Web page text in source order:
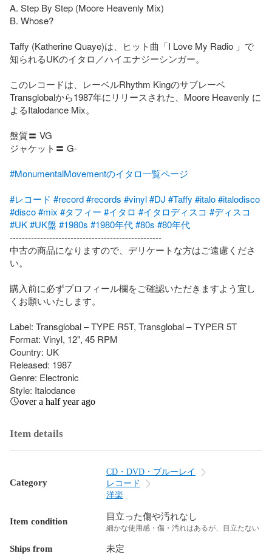
A. Step By Step (Moore Heavenly Mix)
B. Whose?
Taffy (Katherine Quaye)は、ヒット曲「I Love My Radio 」で
知られるUKのイタロ／ハイエナジーシンガー。
このレコードは、レーベルRhythm Kingのサブレーベ
Transglobalから1987年にリリースされた、Moore Heavenly に
よるItalodance Mix。
盤質〓 VG
ジャケット〓 G-
#MonumentalMovementのイタロ一覧ページ
#レコード #record#records #vinyl#DJ #Taffy #italo#italodisco
#disco#mix #タフィー #イタロ #イタロディスコ #ディスコ
#UK#UK盤 #1980s #1980年代#80s #80年代
--------------------------------------------------
中古の商品になりますので、デリケートな方はご遠慮くださ
い。
購入前に必ずプロフィール欄をご確認いただきますよう宜し
くお願いいたします。
Label: Transglobal – TYPE R5T, Transglobal – TYPER 5T
Format: Vinyl, 12", 45 RPM
Country: UK
Released: 1987
Genre: Electronic
Style: Italodance
over a half year ago
Item details
Category
CD・DVD・ブルーレイ
レコード
洋楽
Item condition 目立った傷や汚れなし
細かな使用感・傷・汚れはあるが、目立たない
Ships from 未定